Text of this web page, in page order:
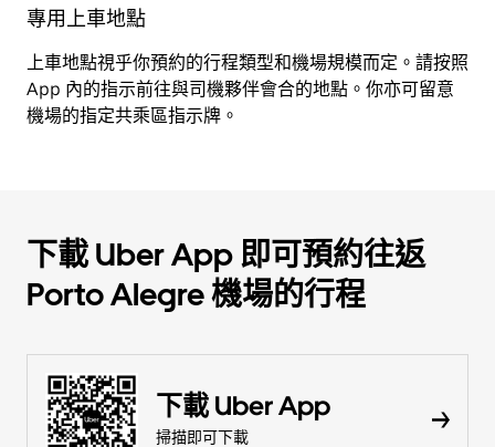
專用上車地點
上車地點視乎你預約的行程類型和機場規模而定。請按照
App 內的指示前往與司機夥伴會合的地點。你亦可留意
機場的指定共乘區指示牌。
下載 Uber App 即可預約往返
Porto Alegre 機場的行程
下載 Uber App
掃描即可下載